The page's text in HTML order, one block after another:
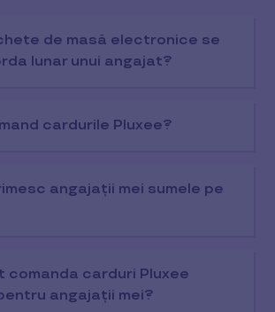
de masă electronice se
lunar unui angajat?
cardurile Pluxee?
angajații mei sumele pe
comanda carduri Pluxee
angajații mei?